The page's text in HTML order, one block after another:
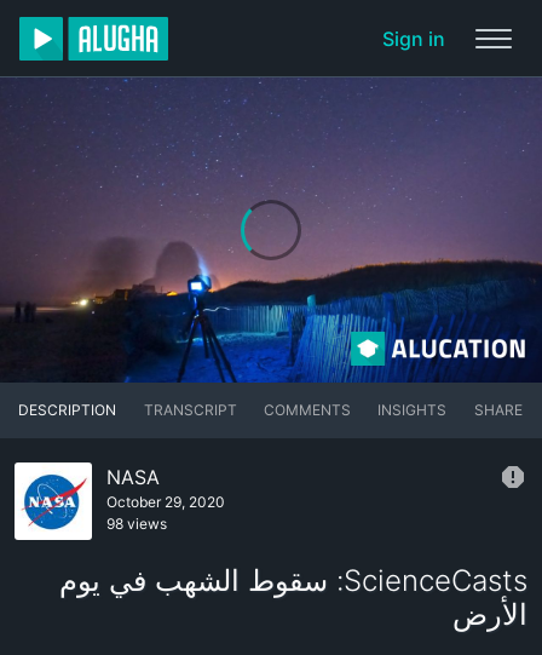
Sign in
DESCRIPTION TRANSCRIPT COMMENTS INSIGHTS SHARE
NASA
October 29, 2020
98 views
ScienceCasts: سقوط الشهب في يوم
الأرض